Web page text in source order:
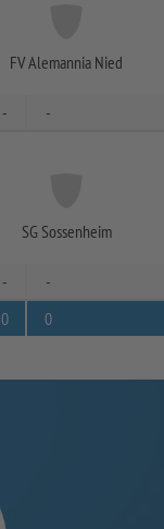
FV Alemannia Nied
- -
SG Sossenheim
-
-
0 0